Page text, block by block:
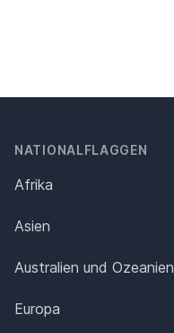
NATIONALFLAGGEN
Afrika
Asien
Australien und Ozeanien
Europa